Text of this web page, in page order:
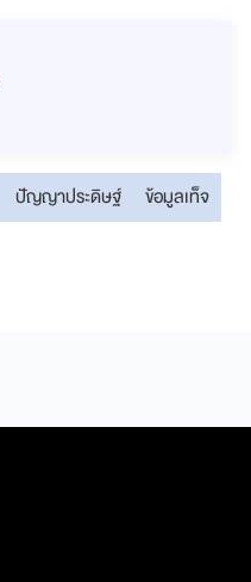
ปัญญาประดิษฐ์
ข้อมูลเท็จ